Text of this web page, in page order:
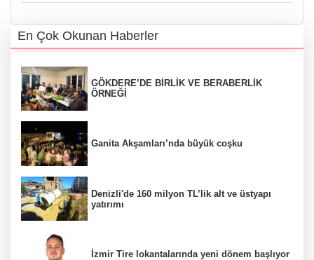
En Çok Okunan Haberler
GÖKDERE’DE BİRLİK VE BERABERLİK
ÖRNEĞİ
Ganita Akşamları’nda büyük coşku
Denizli'de 160 milyon TL’lik alt ve üstyapı
yatırımı
İzmir Tire lokantalarında yeni dönem başlıyor